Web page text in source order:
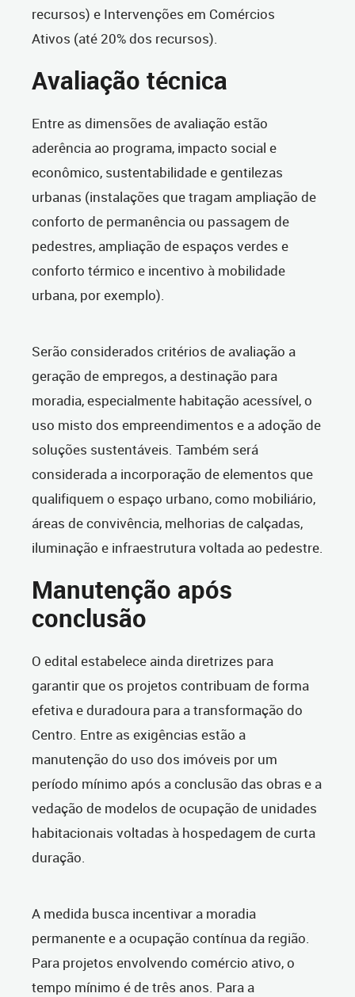
recursos) e Intervenções em Comércios
Ativos (até 20% dos recursos).
Avaliação técnica
Entre as dimensões de avaliação estão
aderência ao programa, impacto social e
econômico, sustentabilidade e gentilezas
urbanas (instalações que tragam ampliação de
conforto de permanência ou passagem de
pedestres, ampliação de espaços verdes e
conforto térmico e incentivo à mobilidade
urbana, por exemplo).
Serão considerados critérios de avaliação a
geração de empregos, a destinação para
moradia, especialmente habitação acessível, o
uso misto dos empreendimentos e a adoção de
soluções sustentáveis. Também será
considerada a incorporação de elementos que
qualifiquem o espaço urbano, como mobiliário,
áreas de convivência, melhorias de calçadas,
iluminação e infraestrutura voltada ao pedestre.
Manutenção após
conclusão
O edital estabelece ainda diretrizes para
garantir que os projetos contribuam de forma
efetiva e duradoura para a transformação do
Centro. Entre as exigências estão a
manutenção do uso dos imóveis por um
período mínimo após a conclusão das obras e a
vedação de modelos de ocupação de unidades
habitacionais voltadas à hospedagem de curta
duração.
A medida busca incentivar a moradia
permanente e a ocupação contínua da região.
Para projetos envolvendo comércio ativo, o
tempo mínimo é de três anos. Para a